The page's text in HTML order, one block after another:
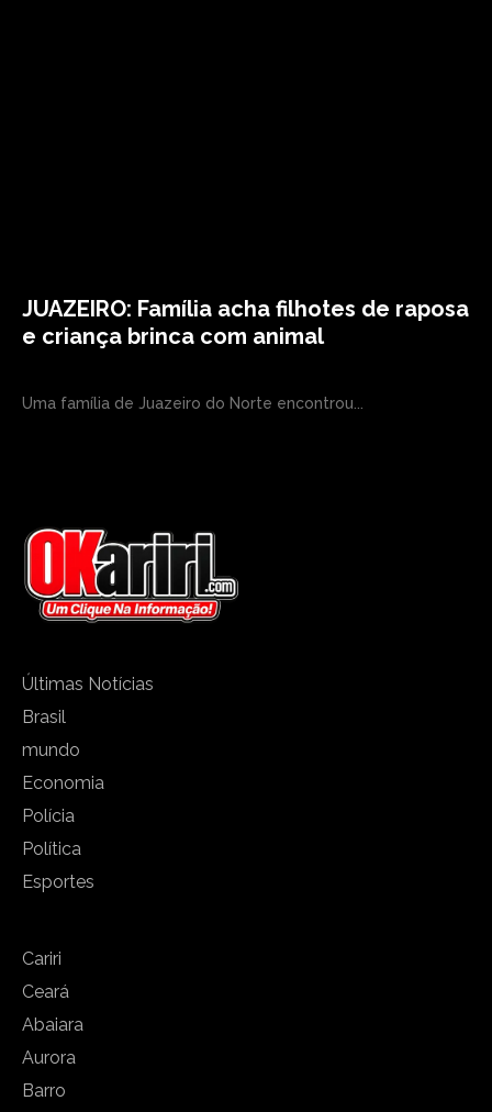
JUAZEIRO: Família acha filhotes de raposa
e criança brinca com animal
Uma família de Juazeiro do Norte encontrou...
Últimas Notícias
Brasil
mundo
Economia
Polícia
Política
Esportes
Cariri
Ceará
Abaiara
Aurora
Barro